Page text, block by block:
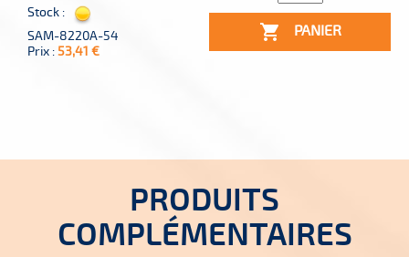
Stock :
SAM-8220A-54
Prix :53,41 €
 PANIER
PRODUITS
COMPLÉMENTAIRES